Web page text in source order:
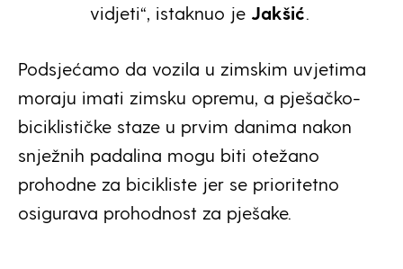
vidjeti“, istaknuo je Jakšić
Podsjećamo da vozila u zimskim uvjetima
moraju imati zimsku opremu, a pješačko-
biciklističke staze u prvim danima nakon
snježnih padalina mogu biti otežano
prohodne za bicikliste jer se prioritetno
osigurava prohodnost za pješake.